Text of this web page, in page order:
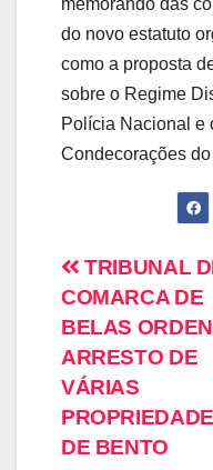
do novo estatuto
como a proposta
sobre o Regime
Polícia Nacional e
Condecorações
TRIBUNAL
COMARCA DE
BELAS
ARRESTO DE
VÁRIAS
DE BENTO